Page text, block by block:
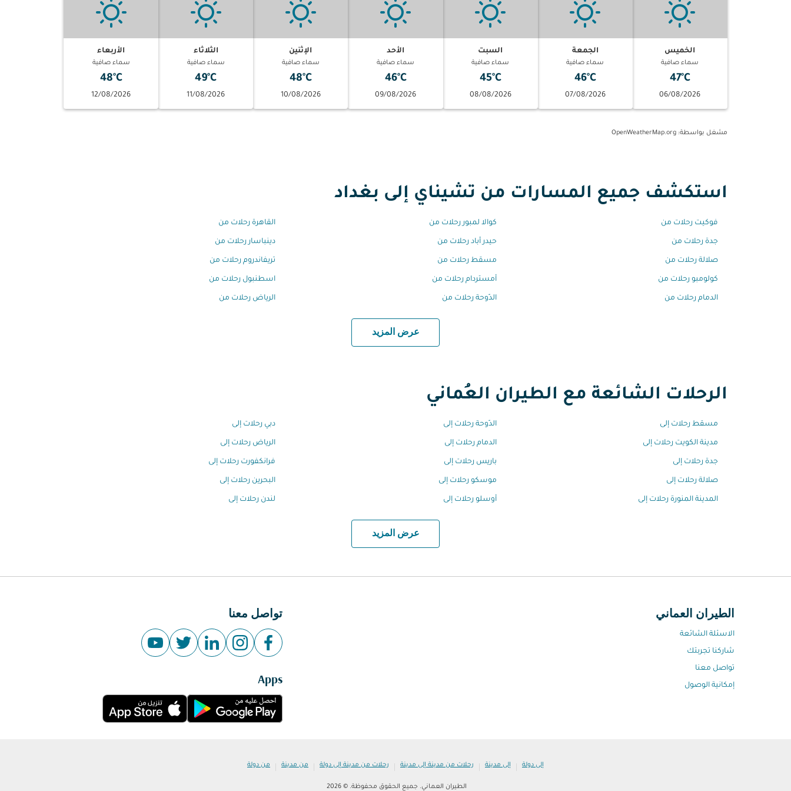
الخميس
سماء صافية
47°C
06/08/2026
الجمعة
سماء صافية
46°C
07/08/2026
السبت
سماء صافية
45°C
08/08/2026
الأحد
سماء صافية
46°C
09/08/2026
الإثنين
سماء صافية
48°C
10/08/2026
الثلاثاء
سماء صافية
49°C
11/08/2026
الأربعاء
سماء صافية
48°C
12/08/2026
مشغل بواسطة: OpenWeatherMap.org
استكشف جميع المسارات من تشيناي إلى بغداد
فوكيت رحلات من كوالا لمبور رحلات من القاهرة رحلات من
جدة رحلات من حيدر أباد رحلات من دينباسار رحلات من
صلالة رحلات من مسقط رحلات من تريفاندروم رحلات من
كولومبو رحلات من أمستردام رحلات من اسطنبول رحلات من
الدمام رحلات من الدّوحة رحلات من الرياض رحلات من
عرض المزيد
الرحلات الشائعة مع الطيران العُماني
مسقط رحلات إلى الدّوحة رحلات إلى دبي رحلات إلى
مدينة الكويت رحلات إلى الدمام رحلات إلى الرياض رحلات إلى
جدة رحلات إلى باريس رحلات إلى فرانكفورت رحلات إلى
صلالة رحلات إلى موسكو رحلات إلى البحرين رحلات إلى
المدينة المنورة رحلات إلى أوسلو رحلات إلى لندن رحلات إلى
عرض المزيد
الطيران العماني
الاسئلة الشائعة
شاركنا تجربتك
تواصل معنا
إمكانية الوصول
تواصل معنا
Apps
إلى دولة | إلى مدينة | رحلات من مدينة إلى مدينة | رحلات من مدينة إلى دولة | من مدينة | من دولة
الطيران العماني. جميع الحقوق محفوظة. © 2026